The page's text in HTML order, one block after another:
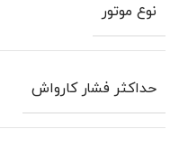
نوع موتور
حداکثر فشار کارواش